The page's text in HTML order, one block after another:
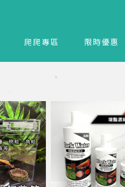
爬爬專區 限時優惠